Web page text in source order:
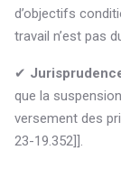
d’objectifs
travail n’est pas
✔
que la
versement des
23-19.352]].